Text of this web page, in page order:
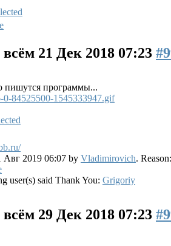
21 Дек 2018 07:23
пишутся программы...
Авг 2019 06:07 by Vladimirovich.
user(s) said Thank You: Grigoriy
29 Дек 2018 07:23